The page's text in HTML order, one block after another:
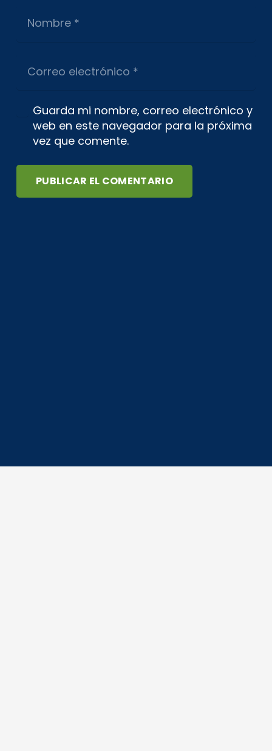
Guarda mi nombre, correo electrónico y
web en este navegador para la próxima
vez que comente.
PUBLICAR EL COMENTARIO